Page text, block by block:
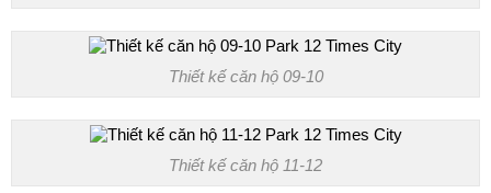
Thiết kế căn hộ 09-10
Thiết kế căn hộ 11-12